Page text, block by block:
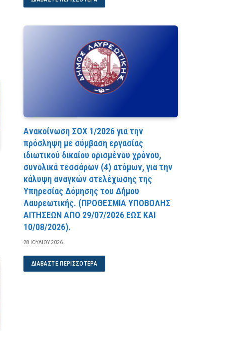
Ανακοίνωση ΣΟΧ 1/2026 για την
πρόσληψη με σύμβαση εργασίας
ιδιωτικού δικαίου ορισμένου χρόνου,
συνολικά τεσσάρων (4) ατόμων, για την
κάλυψη αναγκών στελέχωσης της
Υπηρεσίας Δόμησης του Δήμου
Λαυρεωτικής. (ΠPOΘEΣMIA YΠOBOΛHΣ
AITHΣEΩN AΠO 29/07/2026 EΩΣ KAI
10/08/2026).
28 ΙΟΥΛΊΟΥ 2026
ΔΙΑΒΆΣΤΕ ΠΕΡΙΣΣΌΤΕΡΑ